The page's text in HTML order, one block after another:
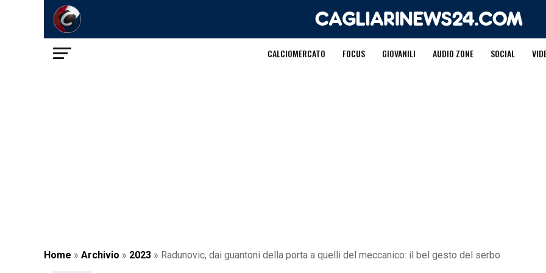
CALCIOMERCATO FOCUS GIOVANILI AUDIO ZONE SOCIAL
Home » Archivio » 2023 » Radunovic, dai guantoni della porta a quelli del meccanico: il bel gesto del serbo